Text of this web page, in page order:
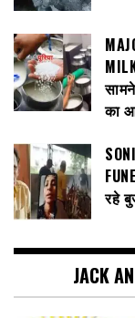
का
रहे
JACK